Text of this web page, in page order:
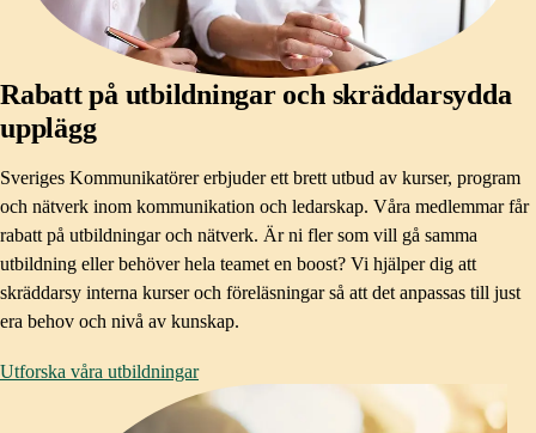
Rabatt på utbildningar och skräddarsydda
upplägg
Sveriges Kommunikatörer erbjuder ett brett utbud av kurser, program
och nätverk inom kommunikation och ledarskap. Våra medlemmar får
rabatt på utbildningar och nätverk. Är ni fler som vill gå samma
utbildning eller behöver hela teamet en boost? Vi hjälper dig att
skräddarsy interna kurser och föreläsningar så att det anpassas till just
era behov och nivå av kunskap.
Utforska våra utbildningar